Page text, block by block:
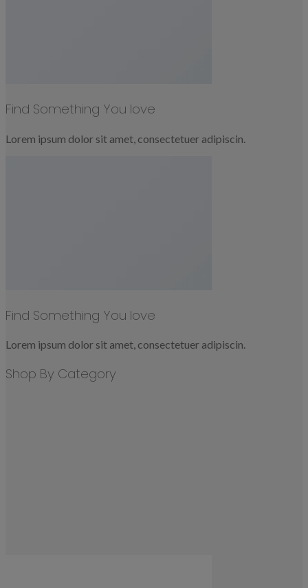
Find Something You love
Lorem ipsum dolor sit amet, consectetuer adipiscin.
Find Something You love
Lorem ipsum dolor sit amet, consectetuer adipiscin.
Shop By Category